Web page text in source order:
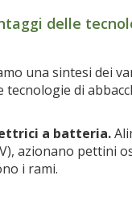
delle
una sintesi dei
tecnologie di
a batteria.
azionano pettini
i rami.